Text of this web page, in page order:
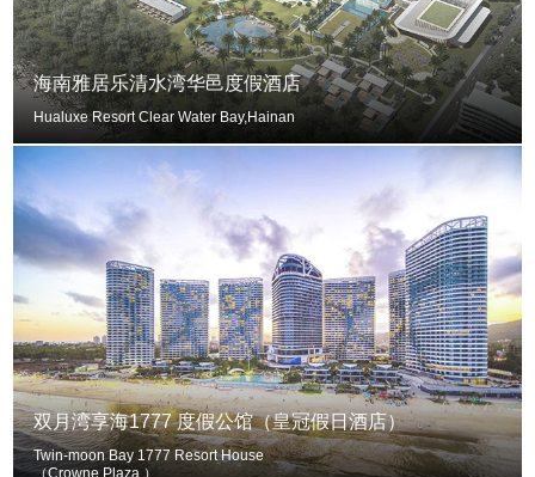
海南雅居乐清水湾华邑度假酒店
Hualuxe Resort Clear Water Bay,Hainan
双月湾享海1777 度假公馆（皇冠假日酒店）
Twin-moon Bay 1777 Resort House